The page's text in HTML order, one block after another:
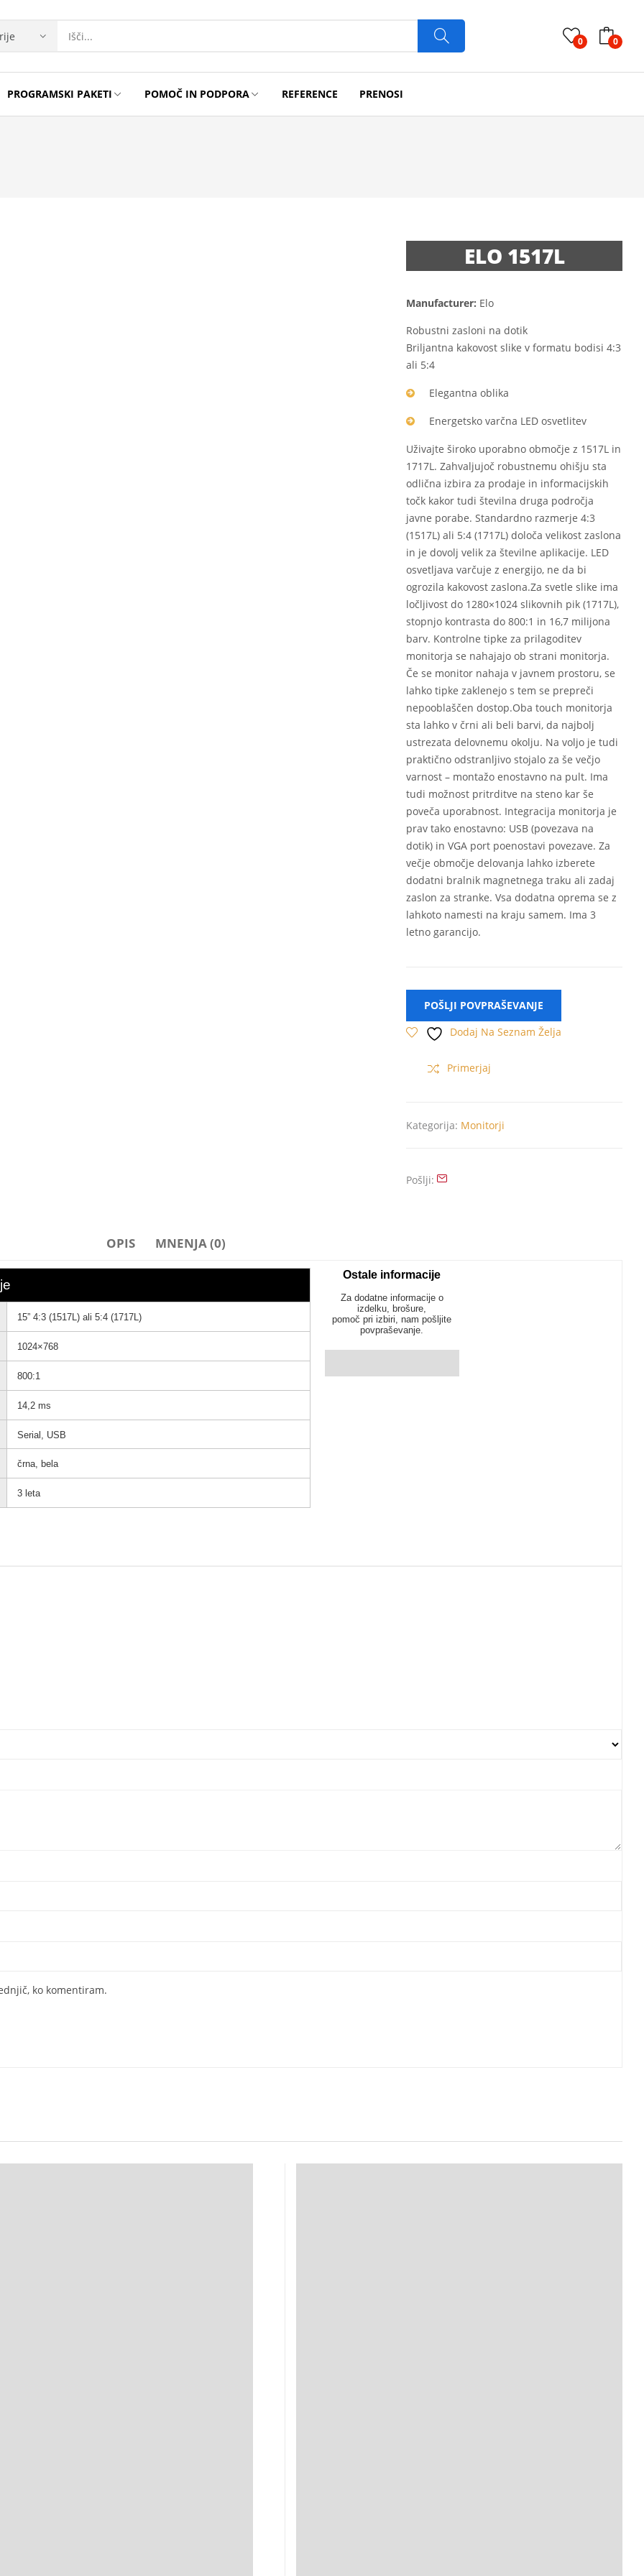
0 0
PROGRAMSKI PAKETI POMOČ IN PODPORA REFERENCE PRENOSI
ELO 1517L
Manufacturer: Elo
Robustni zasloni na dotik
Briljantna kakovost slike v formatu bodisi 4:3
ali 5:4
Elegantna oblika
Energetsko varčna LED osvetlitev
Uživajte široko uporabno območje z 1517L in
1717L. Zahvaljujoč robustnemu ohišju sta
odlična izbira za prodaje in informacijskih
točk kakor tudi številna druga področja
javne porabe. Standardno razmerje 4:3
(1517L) ali 5:4 (1717L) določa velikost zaslona
in je dovolj velik za številne aplikacije. LED
osvetljava varčuje z energijo, ne da bi
ogrozila kakovost zaslona.Za svetle slike ima
ločljivost do 1280×1024 slikovnih pik (1717L),
stopnjo kontrasta do 800:1 in 16,7 milijona
barv. Kontrolne tipke za prilagoditev
monitorja se nahajajo ob strani monitorja.
Če se monitor nahaja v javnem prostoru, se
lahko tipke zaklenejo s tem se prepreči
nepooblaščen dostop.Oba touch monitorja
sta lahko v črni ali beli barvi, da najbolj
ustrezata delovnemu okolju. Na voljo je tudi
praktično odstranljivo stojalo za še večjo
varnost – montažo enostavno na pult. Ima
tudi možnost pritrditve na steno kar še
poveča uporabnost. Integracija monitorja je
prav tako enostavno: USB (povezava na
dotik) in VGA port poenostavi povezave. Za
večje območje delovanja lahko izberete
dodatni bralnik magnetnega traku ali zadaj
zaslon za stranke. Vsa dodatna oprema se z
lahkoto namesti na kraju samem. Ima 3
letno garancijo.
POŠLJI POVPRAŠEVANJE
Dodaj Na Seznam Želja
Primerjaj
Kategorija: Monitorji
Pošlji
OPIS MNENJA (0)
15” 4:3 (1517L) ali 5:4 (1717L)
1024×768
800:1
14,2 ms
Serial, USB
črna, bela
3 leta
Ostale informacije
Za dodatne informacije o
izdelku, brošure,
pomoč pri izbiri, nam pošljite
povpraševanje.
ko komentiram.